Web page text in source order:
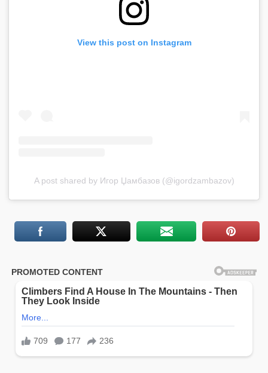
View this post on Instagram
A post shared by Игор Џамбазов (@igordzambazov)